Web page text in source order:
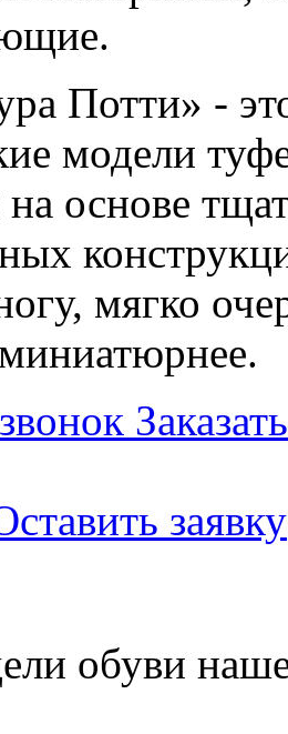
Потти» -
модели
основе
мягко
заявку
обуви